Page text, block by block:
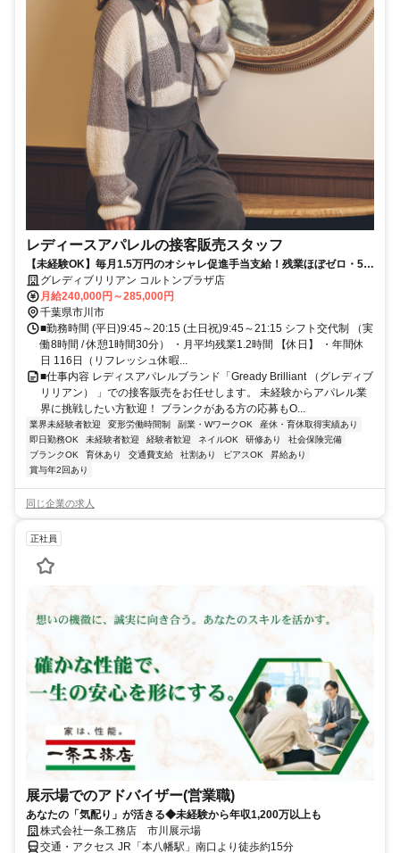
レディースアパレルの接客販売スタッフ
【未経験OK】毎月1.5万円のオシャレ促進手当支給！残業ほぼゼロ・5連
休取得OK！無理なく働けるアパレルのお仕事です
グレディブリリアン コルトンプラザ店
月給240,000円～285,000円
千葉県市川市
■勤務時間 (平日)9:45～20:15 (土日祝)9:45～21:15 シフト交代制 （実
働8時間 / 休憩1時間30分） ・月平均残業1.2時間 【休日】 ・年間休
日 116日（リフレッシュ休暇...
■仕事内容 レディスアパレルブランド「Gready Brilliant （グレディブ
リリアン） 」での接客販売をお任せします。 未経験からアパレル業
界に挑戦したい方歓迎！ ブランクがある方の応募もO...
業界未経験者歓迎 変形労働時間制 副業・WワークOK
産休・育休取得実績あり
即日勤務OK
未経験者歓迎 経験者歓迎 ネイルOK 研修あり
社会保険完備
ブランクOK
育休あり 交通費支給 社割あり ピアスOK
昇給あり
賞与年2回あり
同じ企業の求人
正社員
展示場でのアドバイザー(営業職)
あなたの「気配り」が活きる◆未経験から年収1,200万以上も
株式会社一条工務店 市川展示場
交通・アクセス JR「本八幡駅」南口より徒歩約15分